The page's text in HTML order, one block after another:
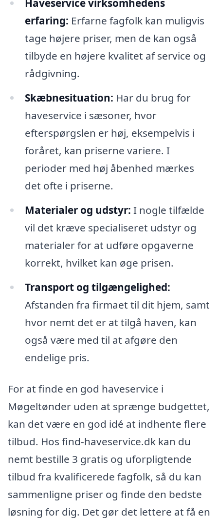
Haveservice virksomhedens
erfaring: Erfarne fagfolk kan muligvis
tage højere priser, men de kan også
tilbyde en højere kvalitet af service og
rådgivning.
Skæbnesituation: Har du brug for
haveservice i sæsoner, hvor
efterspørgslen er høj, eksempelvis i
foråret, kan priserne variere. I
perioder med høj åbenhed mærkes
det ofte i priserne.
Materialer og udstyr: I nogle tilfælde
vil det kræve specialiseret udstyr og
materialer for at udføre opgaverne
korrekt, hvilket kan øge prisen.
Transport og tilgængelighed:
Afstanden fra firmaet til dit hjem, samt
hvor nemt det er at tilgå haven, kan
også være med til at afgøre den
endelige pris.
For at finde en god haveservice i
Møgeltønder uden at sprænge budgettet,
kan det være en god idé at indhente flere
tilbud. Hos find-haveservice.dk kan du
nemt bestille 3 gratis og uforpligtende
tilbud fra kvalificerede fagfolk, så du kan
sammenligne priser og finde den bedste
løsning for dig. Det gør det lettere at få en